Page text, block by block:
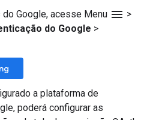
Google, acesse Menu menu >
do Google >
a plataforma de
poderá configurar as